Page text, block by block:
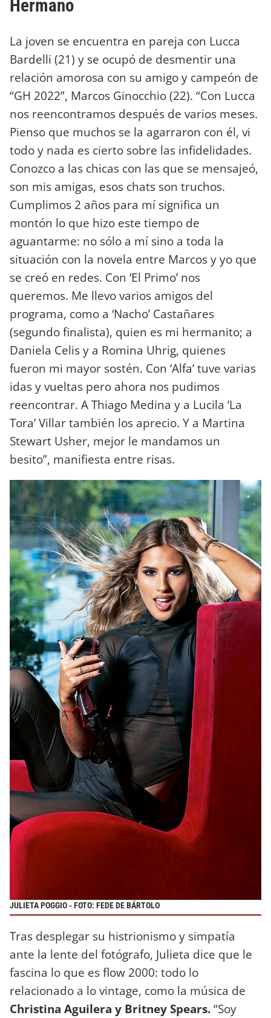
Hermano
La joven se encuentra en pareja con Lucca
Bardelli (21) y se ocupó de desmentir una
relación amorosa con su amigo y campeón de
“GH 2022”, Marcos Ginocchio (22). “Con Lucca
nos reencontramos después de varios meses.
Pienso que muchos se la agarraron con él, vi
todo y nada es cierto sobre las infidelidades.
Conozco a las chicas con las que se mensajeó,
son mis amigas, esos chats son truchos.
Cumplimos 2 años para mí significa un
montón lo que hizo este tiempo de
aguantarme: no sólo a mí sino a toda la
situación con la novela entre Marcos y yo que
se creó en redes. Con ‘El Primo’ nos
queremos. Me llevo varios amigos del
programa, como a ‘Nacho’ Castañares
(segundo finalista), quien es mi hermanito; a
Daniela Celis y a Romina Uhrig, quienes
fueron mi mayor sostén. Con ‘Alfa’ tuve varias
idas y vueltas pero ahora nos pudimos
reencontrar. A Thiago Medina y a Lucila ‘La
Tora’ Villar también los aprecio. Y a Martina
Stewart Usher, mejor le mandamos un
besito”, manifiesta entre risas.
JULIETA POGGIO - FOTO: FEDE DE BÁRTOLO
Tras desplegar su histrionismo y simpatía
ante la lente del fotógrafo, Julieta dice que le
fascina lo que es flow 2000: todo lo
relacionado a lo vintage, como la música de
Christina Aguilera y Britney Spears.“Soy